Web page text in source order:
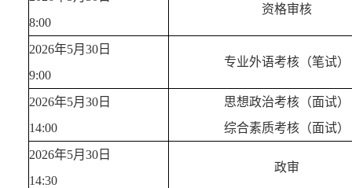
8:00
资格审核
2026年5月30日
9:00
专业外语考核（笔试）
2026年5月30日
14:00
思想政治考核（面试）
综合素质考核（面试）
2026年5月30日
14:30
政审